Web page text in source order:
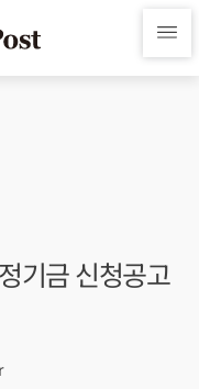
기금 신청공고